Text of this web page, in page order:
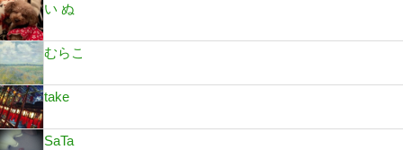
い ぬ
むらこ
take
SaTa